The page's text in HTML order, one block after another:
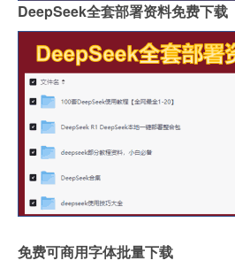
DeepSeek全套部署资料免费下载
免费可商用字体批量下载